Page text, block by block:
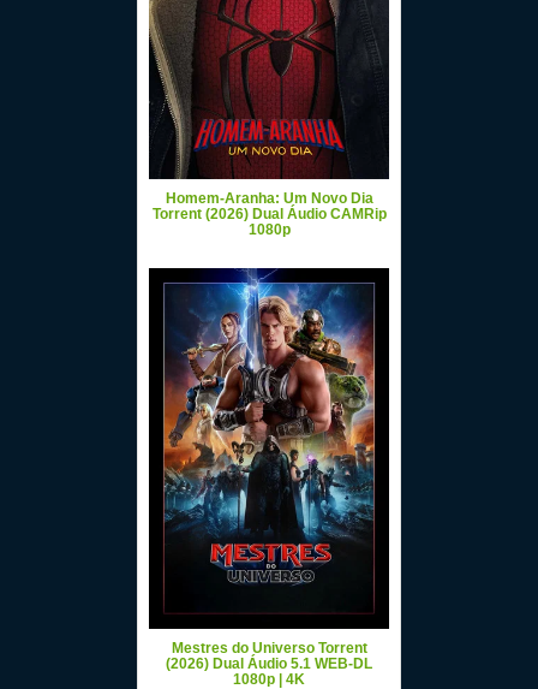
Homem-Aranha: Um Novo Dia
Torrent (2026) Dual Áudio CAMRip
1080p
Mestres do Universo Torrent
(2026) Dual Áudio 5.1 WEB-DL
1080p | 4K